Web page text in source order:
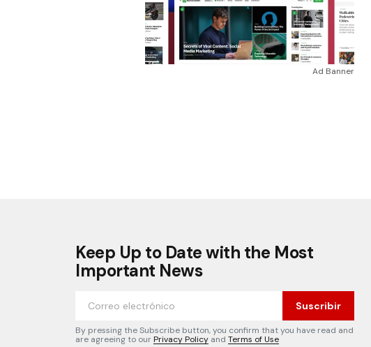
Ad Banner
Keep Up to Date with the Most
Important News
Suscribir
By pressing the Subscribe button, you confirm that you have read and
are agreeing to ourPrivacy Policy and Terms of Use